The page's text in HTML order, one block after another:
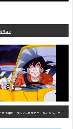
ラコン
【
画像】ドラゴボZのアニオリ神回「ブルマvs巨大カニ」がこちら。ナメック星の海にドラゴボを落としたブルマと巨大カニのバトル